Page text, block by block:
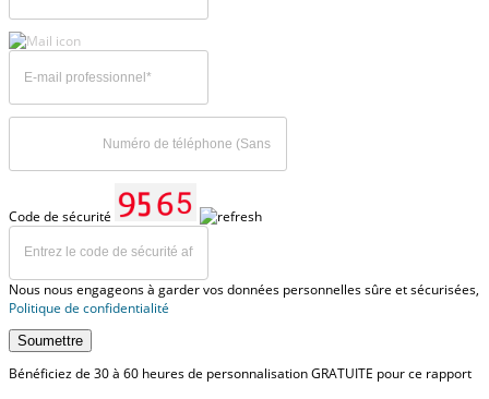
Code de sécurité
Nous nous engageons à garder vos données personnelles sûre et sécurisées,
Politique de confidentialité
Soumettre
Bénéficiez de 30 à 60 heures de personnalisation GRATUITE pour ce rapport